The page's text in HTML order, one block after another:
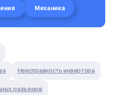
Механика
Неисправность инвертора
разъемов